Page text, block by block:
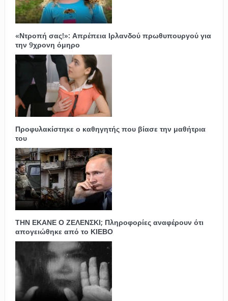
«Ντροπή σας!»: Απρέπεια Ιρλανδού πρωθυπουργού για
την 9χρονη όμηρο
Προφυλακίστηκε ο καθηγητής που βίασε την μαθήτρια
του
ΤΗΝ ΕΚΑΝΕ Ο ΖΕΛΕΝΣΚΙ; Πληροφορίες αναφέρουν ότι
απογειώθηκε από το ΚΙΕΒΟ